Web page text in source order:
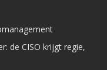
de CISO krijgt regie,